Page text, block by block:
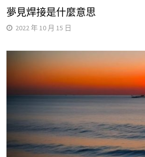
夢見焊接是什麼意思
2022 年 10 月 15 日